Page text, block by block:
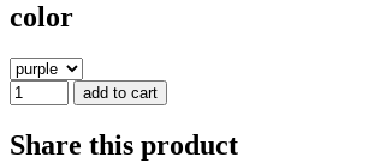
color
add to cart
Share this product